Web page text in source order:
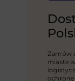
Zamów
miasta
ochronę